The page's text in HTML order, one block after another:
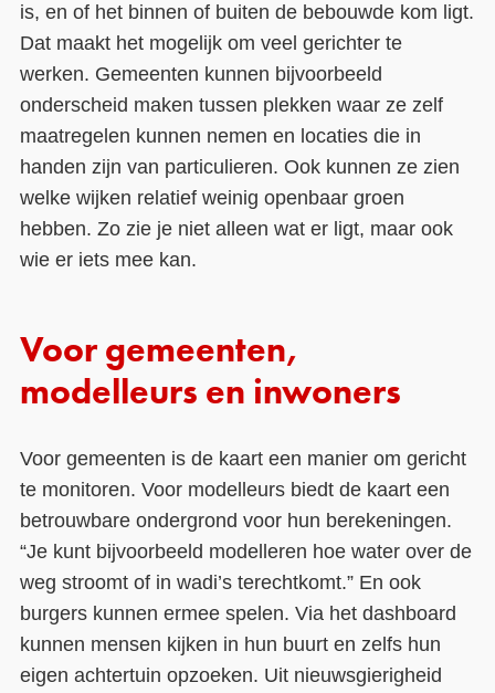
is, en of het binnen of buiten de bebouwde kom ligt.
Dat maakt het mogelijk om veel gerichter te
werken. Gemeenten kunnen bijvoorbeeld
onderscheid maken tussen plekken waar ze zelf
maatregelen kunnen nemen en locaties die in
handen zijn van particulieren. Ook kunnen ze zien
welke wijken relatief weinig openbaar groen
hebben. Zo zie je niet alleen wat er ligt, maar ook
wie er iets mee kan.
Voor gemeenten,
modelleurs en inwoners
Voor gemeenten is de kaart een manier om gericht
te monitoren. Voor modelleurs biedt de kaart een
betrouwbare ondergrond voor hun berekeningen.
“Je kunt bijvoorbeeld modelleren hoe water over de
weg stroomt of in wadi’s terechtkomt.” En ook
burgers kunnen ermee spelen. Via het dashboard
kunnen mensen kijken in hun buurt en zelfs hun
eigen achtertuin opzoeken. Uit nieuwsgierigheid